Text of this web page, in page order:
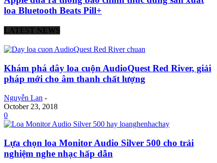
loa Bluetooth Beats Pill+
LATEST NEWS
Khám phá dây loa cuộn AudioQuest Red River, giải
pháp mới cho âm thanh chất lượng
Nguyễn Lan -
October 23, 2018
0
Lựa chọn loa Monitor Audio Silver 500 cho trải
nghiệm nghe nhạc hấp dẫn